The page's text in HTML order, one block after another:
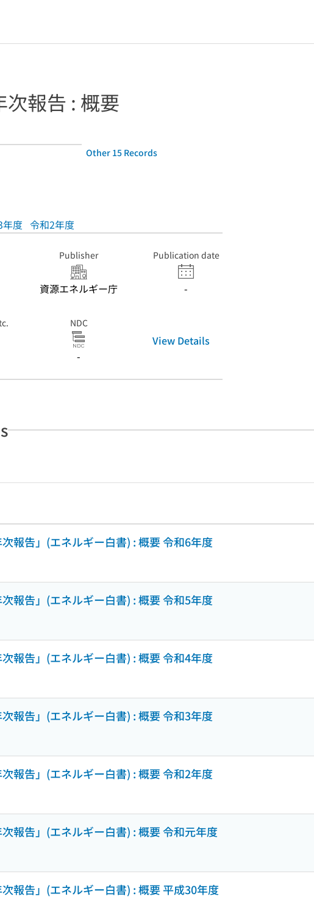
報告 : 概要
度 令和2年度
Other 15 Records
Publisher
資源エネルギー庁
Publication date
-
NDC
-
View Details
次報告」(エネルギー白書) : 概要 令和6年度
次報告」(エネルギー白書) : 概要 令和5年度
次報告」(エネルギー白書) : 概要 令和4年度
次報告」(エネルギー白書) : 概要 令和3年度
次報告」(エネルギー白書) : 概要 令和2年度
次報告」(エネルギー白書) : 概要 令和元年度
次報告」(エネルギー白書) : 概要 平成30年度